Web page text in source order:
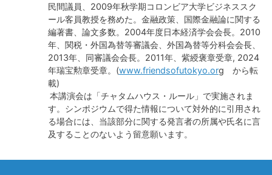
民間議員、2009年秋学期コロンビア大学ビジネススク
ール客員教授を務めた。金融政策、国際金融論に関する
編著書、論文多数。2004年度日本経済学会会長。2010
年、関税・外国為替等審議会、外国為替等分科会会長、
2013年、同審議会会長。2011年、紫綬褒章受章, 2024
年瑞宝勲章受章。(www.friendsofutokyo.org から転
載)
本講演会は「チャタムハウス・ルール」で実施されま
す。シンポジウムで得た情報について対外的に引用され
る場合には、当該部分に関する発言者の所属や氏名に言
及することのないよう留意願います。